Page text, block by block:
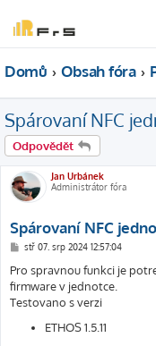
Domů Obsah fóra
Spárovaní NFC
Odpovědět
Jan Urbánek
Administrátor fóra
Spárovaní NFC
P
í
s
p
ě
v
stř 07. srp 2024 12:57:04
Pro spravnou funkci je
firmware v jednotce.
Testovano s verzi
ETHOS 1.5.11